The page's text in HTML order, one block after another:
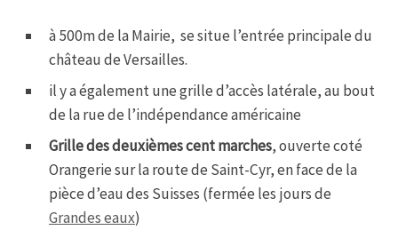
à 500m de la Mairie, se situe l’entrée principale du
château de Versailles.
il y a également une grille d’accès latérale, au bout
de la rue de l’indépendance américaine
Grille des deuxièmes cent marches, ouverte coté
Orangerie sur la route de Saint-Cyr, en face de la
pièce d’eau des Suisses (fermée les jours de
Grandes eaux)